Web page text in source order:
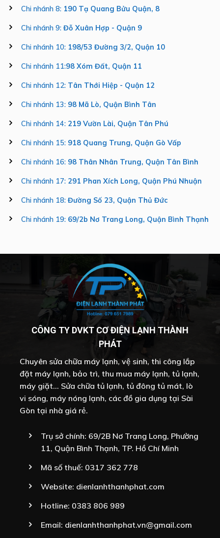
Chi nhánh 8: 190 Tạ Quang Bửu Quận, 8
Chi nhánh 9: Đỗ Xuân Hợp - Quận 9
Chi nhánh 10: 198/53 Đường 3/2, Quận 10
Chi nhánh 11:98 Xóm Đất, Quận 11
Chi nhánh 12: Tân Thới Hiệp - Quận 12
Chi nhánh 13: 98 Mã Lò, Quận Bình Tân
Chi nhánh 14: 219 Vườn Lài, Quận Tân Phú
Chi nhánh 15: 918 Quang Trung, Quận Gò Vấp
Chi nhánh 16: 98 Thân Nhân Trung, Quận Tân Bình
Chi nhánh 17: 291 Phan Xích Long, Quận Phú Nhuận
Chi nhánh 18: Đường Số 23, Quận Thủ Đức
Chi nhánh 19: 69/2b Nơ Trang Long, Quận Bình Thạnh
CÔNG TY DVKT CƠ ĐIỆN LẠNH THÀNH
PHÁT
Chuyên sửa chữa máy lạnh, vệ sinh, thi công lắp
đặt máy lạnh, bảo trì, thu mua máy lạnh, tủ lạnh,
máy giặt... Sửa chữa tủ lạnh, tủ đông tủ mát, lò
vi sóng, máy nóng lạnh, các đồ gia dụng tại Sài
Gòn tại nhà giá rẻ.
Trụ sở chính: 69/2B Nơ Trang Long, Phường
11, Quận Bình Thạnh, TP. Hồ Chí Minh
Mã số thuế: 0317 362 778
Website: dienlanhthanhphat.com
Hotline: 0383 806 989
Email: dienlanhthanhphat.vn@gmail.com